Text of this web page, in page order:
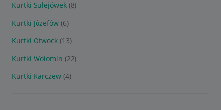
Kurtki Sulejówek (8)
Kurtki Józefów (6)
Kurtki Otwock (13)
Kurtki Wołomin (22)
Kurtki Karczew (4)